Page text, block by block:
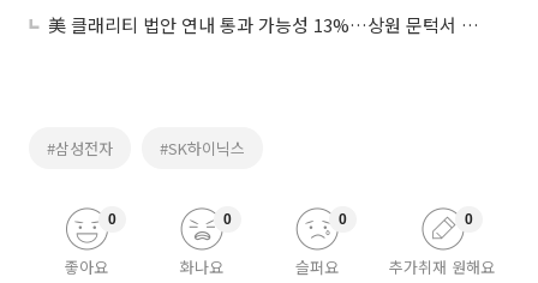
美 클래리티 법안 연내 통과 가능성 13%…상원 문턱서 제동
#삼성전자 #SK하이닉스
좋아요
0
화나요
0
슬퍼요
0
추가취재 원해요
0